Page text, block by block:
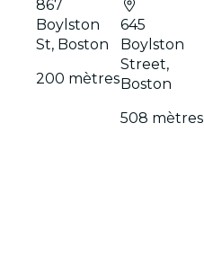
867
Boylston
St, Boston
200 mètres
645
Boylston
Street,
Boston
508 mètres